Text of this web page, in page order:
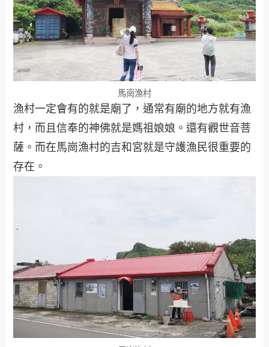
馬崗漁村
漁村一定會有的就是廟了，通常有廟的地方就有漁
村，而且信奉的神佛就是媽祖娘娘。還有觀世音菩
薩。而在馬崗漁村的吉和宮就是守護漁民很重要的
存在。